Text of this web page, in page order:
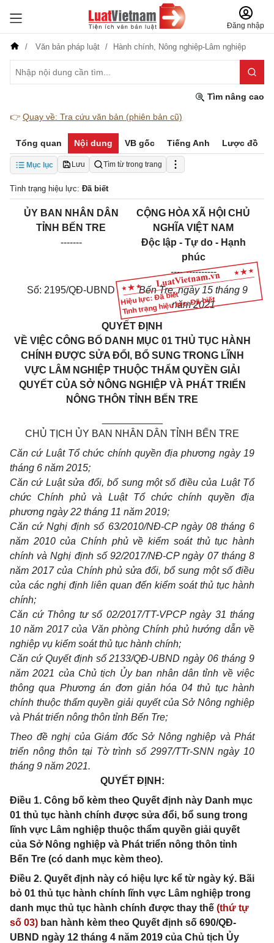
Đăng nhập
Văn bản pháp luật Hành chính, Nông nghiệp-Lâm nghiệp
Tìm nâng cao
👉 Quay về: Tra cứu văn bản (phiên bản cũ)
Tổng quan Nội dung VB gốc Tiếng Anh Lược đồ
Mục lục Lưu Tìm từ trong trang
Tình trạng hiệu lực: Đã biết
Hiệu lực: Đã biết
Tình trạng hiệu lực: Đã biết
ỦY BAN NHÂN DÂN
TỈNH BẾN TRE
-------
CỘNG HÒA XÃ HỘI CHỦ
NGHĨA VIỆT NAM
Độc lập - Tự do - Hạnh
phúc
---------------
Số: 2195/QĐ-UBND
Bến Tre, ngày 15 tháng 9
năm 2021
QUYẾT ĐỊNH
VỀ VIỆC CÔNG BỐ DANH MỤC 01 THỦ TỤC HÀNH
CHÍNH ĐƯỢC SỬA ĐỔI, BỔ SUNG TRONG LĨNH
VỰC LÂM NGHIỆP THUỘC THẨM QUYỀN GIẢI
QUYẾT CỦA SỞ NÔNG NGHIỆP VÀ PHÁT TRIỂN
NÔNG THÔN TỈNH BẾN TRE
CHỦ TỊCH ỦY BAN NHÂN DÂN TỈNH BẾN TRE
Căn cứ Luật Tổ chức chính quyền địa phương ngày 19
tháng 6 năm 2015;
Căn cứ Luật sửa đổi, bổ sung một số điều của Luật Tổ
chức Chính phủ và Luật Tổ chức chính quyền địa
phương ngày 22 tháng 11 năm 2019;
Căn cứ Nghị định số 63/2010/NĐ-CP ngày 08 tháng 6
năm 2010 của Chính phủ về kiểm soát thủ tục hành
chính và Nghị định số 92/2017/NĐ-CP ngày 07 tháng 8
năm 2017 của Chính phủ sửa đổi, bổsung một sốđiều
của các nghị định liên quan đến kiểm soát thủ tục hành
chính;
Căn cứ Thông tư số 02/2017/TT-VPCP ngày 31 tháng
10 năm 2017 của Văn phòng Chính phủ hướng dẫn về
nghiệp vụ kiểm soát thủ tục hành chính;
Căn cứ Quyết định số2133/QĐ-UBND ngày 06 tháng 9
năm 2021 của Chủ tịch Ủy ban nhân dân tỉnh về việc
thông qua Phương án đơn giản hóa 04 thủ tục hành
chính thuộc thẩm quyền giải quyết của Sở Nông nghiệp
và Phát triển nông thôn tỉnh Bến Tre;
Theo đề nghị của Giám đốc Sở Nông nghiệp và Phát
triển nông thôn tại Tờ trình số 2997/TTr-SNN ngày 10
tháng 9 năm 2021.
QUYẾT ĐỊNH:
Điều 1. Công bố kèm theo Quyết định này Danh mục
01 thủ tục hành chính được sửa đổi, bổ sung trong
lĩnh vực Lâm nghiệp thuộc thẩm quyền giải quyết
của Sở Nông nghiệp và Phát triển nông thôn tỉnh
Bến Tre (có danh mục kèm theo).
Điều 2. Quyết định này có hiệu lực kể từ ngày ký. Bãi
bỏ 01 thủ tục hành chính lĩnh vực Lâm nghiệp trong
danh mục thủ tục hành chính được thay thế (thứ tự
số 03) ban hành kèm theo Quyết định số 690/QĐ-
UBND ngày 12 tháng 4 năm 2019 của Chủ tịch Ủy